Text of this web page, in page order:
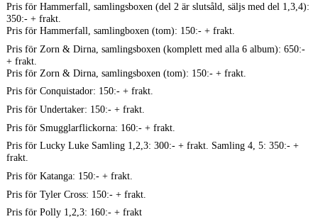
Pris för Hammerfall, samlingsboxen (del 2 är slutsåld, säljs med del 1,3,4):
350:- + frakt.
Pris för Hammerfall, samlingboxen (tom): 150:- + frakt.
Pris för Zorn & Dirna, samlingsboxen (komplett med alla 6 album): 650:-
+ frakt.
Pris för Zorn & Dirna, samlingsboxen (tom): 150:- + frakt.
Pris för Conquistador: 150:- + frakt.
Pris för Undertaker: 150:- + frakt.
Pris för Smugglarflickorna: 160:- + frakt.
Pris för Lucky Luke Samling 1,2,3: 300:- + frakt. Samling 4, 5: 350:- +
frakt.
Pris för Katanga: 150:- + frakt.
Pris för Tyler Cross: 150:- + frakt.
Pris för Polly 1,2,3: 160:- + frakt